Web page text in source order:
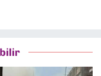
yardımcısı ve spor
yaptım. Ayrıca Yeni
yapıyorum